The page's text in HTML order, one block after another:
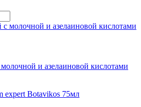
и азелаиновой кислотами